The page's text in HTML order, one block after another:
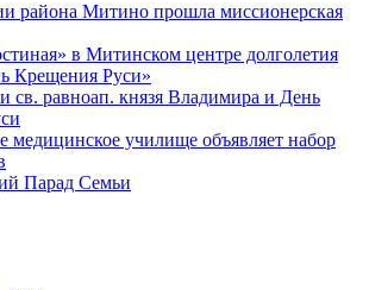
района Митино прошла миссионерская
в Митинском центре долголетия
Крещения Руси»
св. равноап. князя Владимира и День
медицинское училище объявляет набор
Парад Семьи